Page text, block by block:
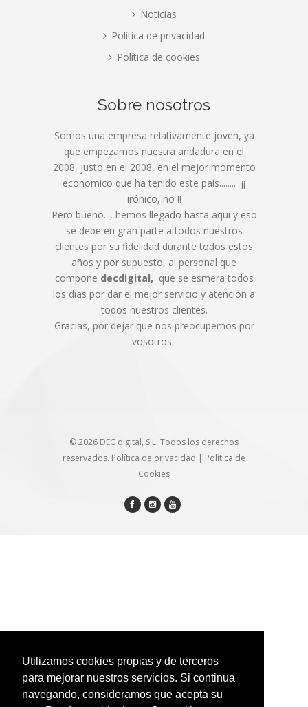
Utilizamos cookies propias y de terceros
para mejorar nuestros servicios. Si continua
navegando, consideramos que acepta su
Noticias
Política de privacidad
Política de cookies
Sobre nosotros
Somos una empresa relativamente joven, ya
que empezamos nuestra andadura en el
2008, justo en el 2008, en el mejor momento
economico que ha tenido este país........ ¡¡
irónico, no !!
Pero bueno..., hemos llegado hasta aquí y eso
se debe en gran parte a todos nuestros
clientes por su fidelidad durante todos estos
años y por supuesto, al personal que
compone decdigital, que se esmera todos
los días por dar el mejor servicio y atención a
todos nuestros clientes.
Gracias, por dejar que nos preocupemos por
vosotros.
© 2026 DEC digital, S.L. Todos los derechos
reservados. Política de privacidad | Política de
Cookies